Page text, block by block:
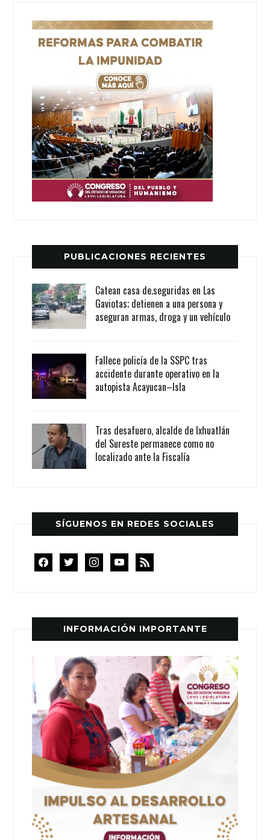
PUBLICACIONES RECIENTES
Catean casa de.seguridas en Las
Gaviotas; detienen a una persona y
aseguran armas, droga y un vehículo
Fallece policía de la SSPC tras
accidente durante operativo en la
autopista Acayucan–Isla
Tras desafuero, alcalde de Ixhuatlán
del Sureste permanece como no
localizado ante la Fiscalía
SÍGUENOS EN REDES SOCIALES
facebooktwitterinstagramyoutube
rss
INFORMACIÓN IMPORTANTE